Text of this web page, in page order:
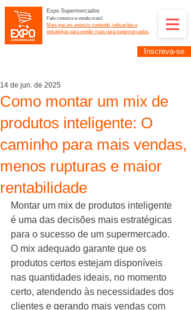
Expo Supermercados
Fale conosco e venda mais!
Mais que um anúncio: conteúdo, indicações e
estratégias para vender mais para supermercados.
Inscreva-se
Como montar um mix de
produtos inteligente: O
caminho para mais vendas,
menos rupturas e maior
rentabilidade
14 de jun. de 2025
Montar um mix de produtos inteligente
é uma das decisões mais estratégicas
para o sucesso de um supermercado.
O mix adequado garante que os
produtos certos estejam disponíveis
nas quantidades ideais, no momento
certo, atendendo às necessidades dos
clientes e gerando mais vendas com